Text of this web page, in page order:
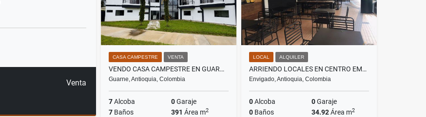
Venta
CASA CAMPESTRE VENTA
VENDO CASA CAMPESTRE EN GUARNE VEREDA MONTAÑEZ
Guarne, Antioquia, Colombia
7Alcoba 0Garaje
7 Baños 391 Área m2
LOCAL ALQUILER
ARRIENDO LOCALES EN CENTRO EMPRESARIAL EN ENVIGADO
Envigado, Antioquia, Colombia
0Alcoba 0Garaje
0 Baños 34.92Área m2